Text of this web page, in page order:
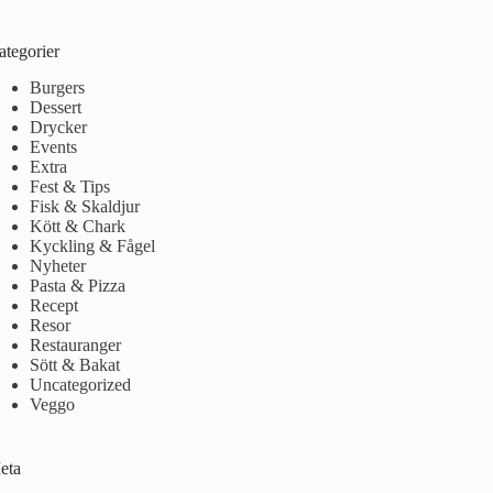
Burgers
Dessert
Drycker
Events
Extra
Fest & Tips
Fisk & Skaldjur
Kött & Chark
Kyckling & Fågel
Nyheter
Pasta & Pizza
Recept
Resor
Restauranger
Sött & Bakat
Uncategorized
Veggo